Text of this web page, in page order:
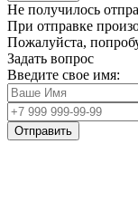
Не получилось
При отправке
Пожалуйста,
Задать вопрос
Введите свое имя:
Отправить